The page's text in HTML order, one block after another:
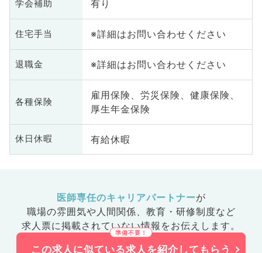
学会補助 有り
住宅手当 ※詳細はお問い合わせください
退職金 ※詳細はお問い合わせください
各種保険
雇用保険、労災保険、健康保険、
厚生年金保険
休日休暇 有給休暇
医師専任のキャリアパートナーが
職場の雰囲気や人間関係、 教育・研修制度など
求人票に掲載されていない情報をお伝えします。
この求人に似ている求人を紹介してもらう